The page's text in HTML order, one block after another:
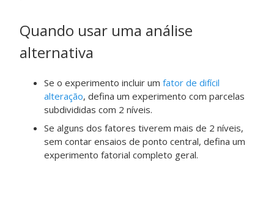
Quando usar uma análise
alternativa
Se o experimento incluir um fator de difícil
alteração, defina um experimento com parcelas
subdivididas com 2 níveis.
Se alguns dos fatores tiverem mais de 2 níveis,
sem contar ensaios de ponto central, defina um
experimento fatorial completo geral.